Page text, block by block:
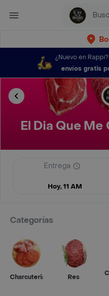
¿Nuevo en Rappi?
envíos gratis
El Dia Que Me
Entrega
Hoy, 11 AM
Categorías
Charcuteria Res